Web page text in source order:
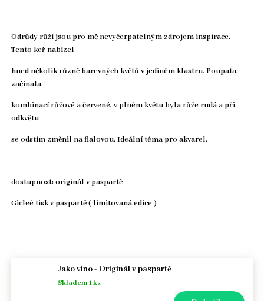
Odrůdy růží jsou pro mě nevyčerpatelným zdrojem inspirace.
Tento keř nabízel
hned několik různě barevných květů v jediném klastru. Poupata
začínala
kombinací růžové a červené, v plném květu byla růže rudá a při
odkvětu
se odstím změnil na fialovou. Ideální téma pro akvarel.
dostupnost: originál v paspartě
Gicleé tisk v paspartě ( limitovaná edice )
Jako víno - Originál v paspartě
Skladem 1 ks